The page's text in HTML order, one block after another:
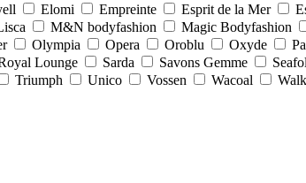
Elomi Empreinte Esprit de la Mer
M&N bodyfashion Magic Bodyfashion
Olympia Opera Oroblu Oxyde
Lounge Sarda Savons Gemme
Triumph Unico Vossen Wacoal